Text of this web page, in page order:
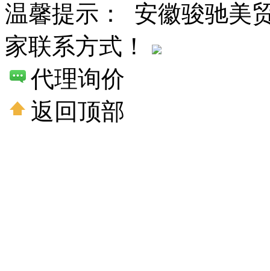
温馨提示： 安徽骏驰美
家联系方式！
代理询价
返回顶部